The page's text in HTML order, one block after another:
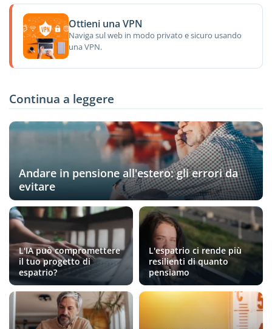
Ottieni una VPN
Naviga sul web in modo privato e sicuro usando
una VPN.
Continua a leggere
Andare in pensione all'estero: gli errori da
evitare
L'IA può compromettere
il tuo progetto di
espatrio?
L'espatrio ci rende più
resilienti di quanto
pensiamo